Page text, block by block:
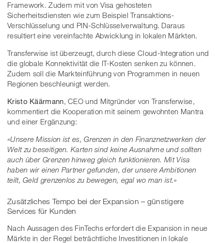
Framework. Zudem mit von Visa gehosteten
Sicherheitsdiensten wie zum Beispiel Transaktions-
Verschlüsselung und PIN-Schlüsselverwaltung. Daraus
resultiert eine vereinfachte Abwicklung in lokalen Märkten.
Transferwise ist überzeugt, durch diese Cloud-Integration und
die globale Konnektivität die IT-Kosten senken zu können.
Zudem soll die Markteinführung von Programmen in neuen
Regionen beschleunigt werden.
Kristo Käärmann, CEO und Mitgründer von Transferwise,
kommentiert die Kooperation mit seinem gewohnten Mantra
und einer Ergänzung:
«Unsere Mission ist es, Grenzen in den Finanznetzwerken der
Welt zu beseitigen. Karten sind keine Ausnahme und sollten
auch über Grenzen hinweg gleich funktionieren. Mit Visa
haben wir einen Partner gefunden, der unsere Ambitionen
teilt, Geld grenzenlos zu bewegen, egal wo man ist.»
Zusätzliches Tempo bei der Expansion – günstigere
Services für Kunden
Nach Aussagen des FinTechs erfordert die Expansion in neue
Märkte in der Regel beträchtliche Investitionen in lokale